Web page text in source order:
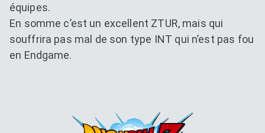
équipes.
En somme c’est un excellent ZTUR, mais qui
souffrira pas mal de son type INT qui n’est pas fou
en Endgame.
Dokkan Essentials x Dragon